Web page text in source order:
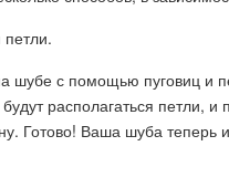
шубе с помощью пуговиц и
располагаться петли,
Готово! Ваша шуба теперь